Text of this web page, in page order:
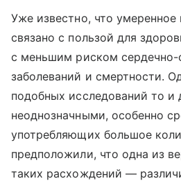
Уже известно, что умеренное
связано с пользой для
с меньшим риском сердечно-
заболеваний и смертности.
подобных исследований то и
неоднозначными, особенно
употребляющих большое
предположили, что одна из
таких расхождений —